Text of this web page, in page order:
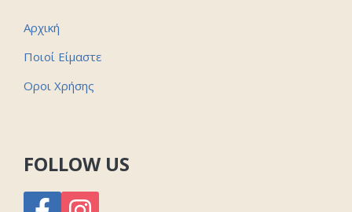
Αρχική
Ποιοί Είμαστε
Οροι Χρήσης
FOLLOW US